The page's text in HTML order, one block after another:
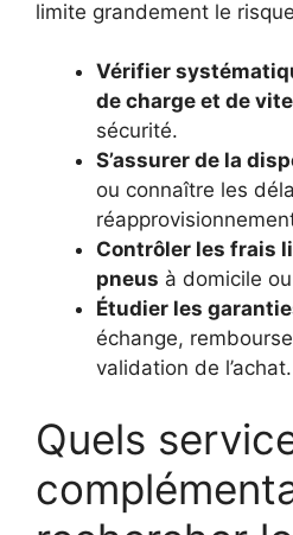
limite grandement le risque
Vérifier
de charge et de
sécurité.
S’assurer de la
ou connaître les
Contrôler les frais
pneus à domicile
Étudier les
échange,
validation de l’achat.
Quels